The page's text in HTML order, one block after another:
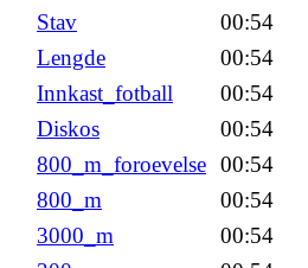
Stav
00:54
Lengde
00:54
Innkast_fotball
00:54
Diskos
00:54
800_m_foroevelse 00:54
800_m
00:54
3000_m
00:54